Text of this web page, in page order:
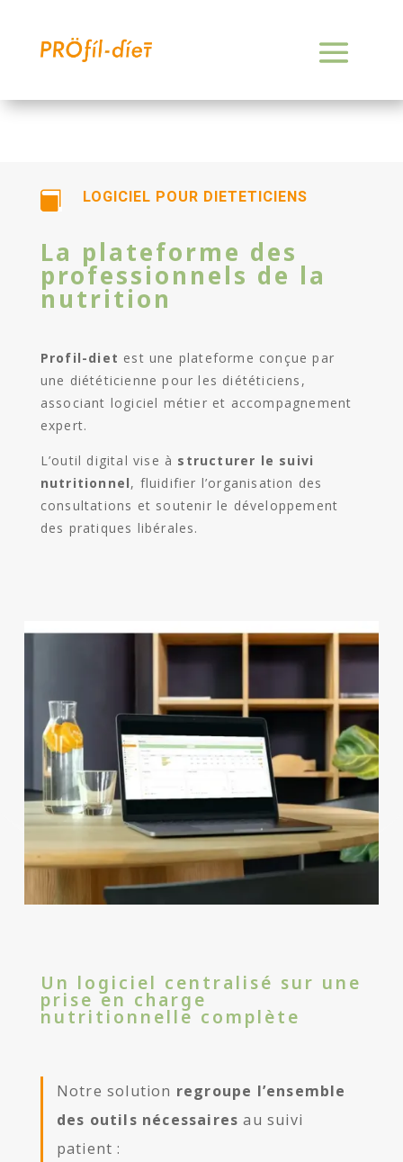
 LOGICIEL POUR DIETETICIENS
La plateforme des
professionnels de la
nutrition
Profil-diet est une plateforme conçue par
une diététicienne pour les diététiciens,
associant logiciel métier et accompagnement
expert.
L’outil digital vise à structurer le suivi
nutritionnel, fluidifier l’organisation des
consultations et soutenir le développement
des pratiques libérales.
Un logiciel centralisé sur une
prise en charge
nutritionnelle complète
Notre solution regroupe l’ensemble
des outils nécessaires au suivi
patient :